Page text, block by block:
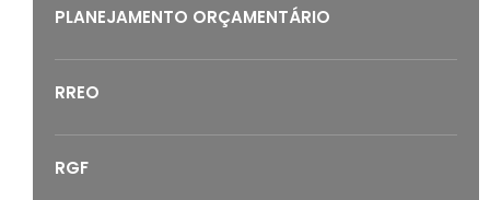
PLANEJAMENTO ORÇAMENTÁRIO
RREO
RGF